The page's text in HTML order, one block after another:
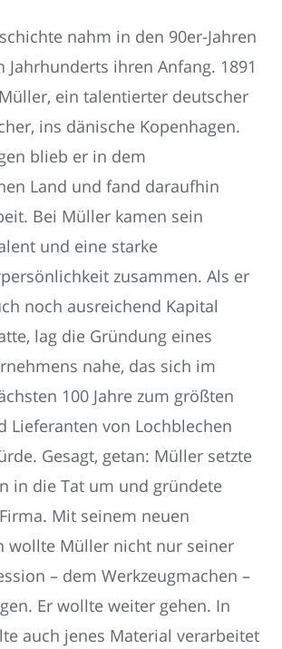
nahm in den 90er-Jahren
Jahrhunderts ihren Anfang. 1891
ein talentierter deutscher
ins dänische Kopenhagen.
blieb er in dem
Land und fand daraufhin
Bei Müller kamen sein
und eine starke
zusammen. Als er
noch ausreichend Kapital
lag die Gründung eines
nahe, das sich im
100 Jahre zum größten
Lieferanten von Lochblechen
Gesagt, getan: Müller setzte
in die Tat um und gründete
Mit seinem neuen
wollte Müller nicht nur seiner
– dem Werkzeugmachen –
Er wollte weiter gehen. In
auch jenes Material verarbeitet